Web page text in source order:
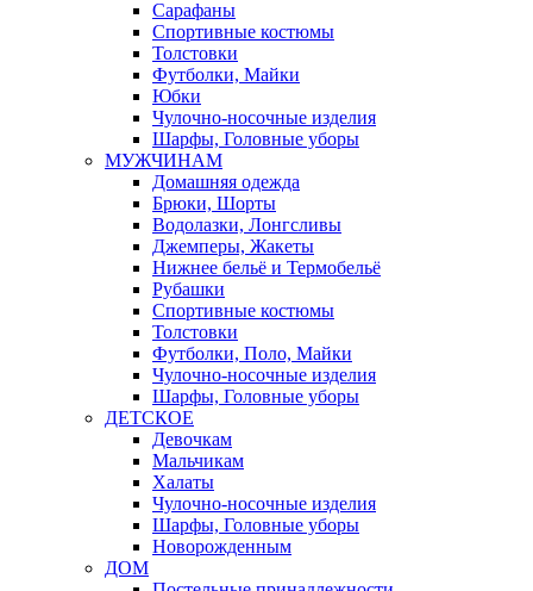
Сарафаны
Спортивные костюмы
Толстовки
Футболки, Майки
Юбки
Чулочно-носочные изделия
Шарфы, Головные уборы
МУЖЧИНАМ
Домашняя одежда
Брюки, Шорты
Водолазки, Лонгсливы
Джемперы, Жакеты
Нижнее бельё и Термобельё
Рубашки
Спортивные костюмы
Толстовки
Футболки, Поло, Майки
Чулочно-носочные изделия
Шарфы, Головные уборы
ДЕТСКОЕ
Девочкам
Мальчикам
Халаты
Чулочно-носочные изделия
Шарфы, Головные уборы
Новорожденным
ДОМ